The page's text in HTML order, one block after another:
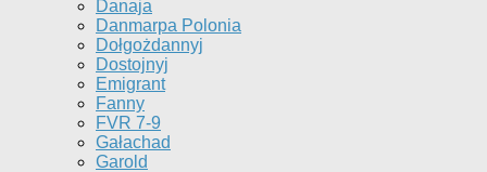
Danaja
Danmarpa Polonia
Dołgożdannyj
Dostojnyj
Emigrant
Fanny
FVR 7-9
Gałachad
Garold